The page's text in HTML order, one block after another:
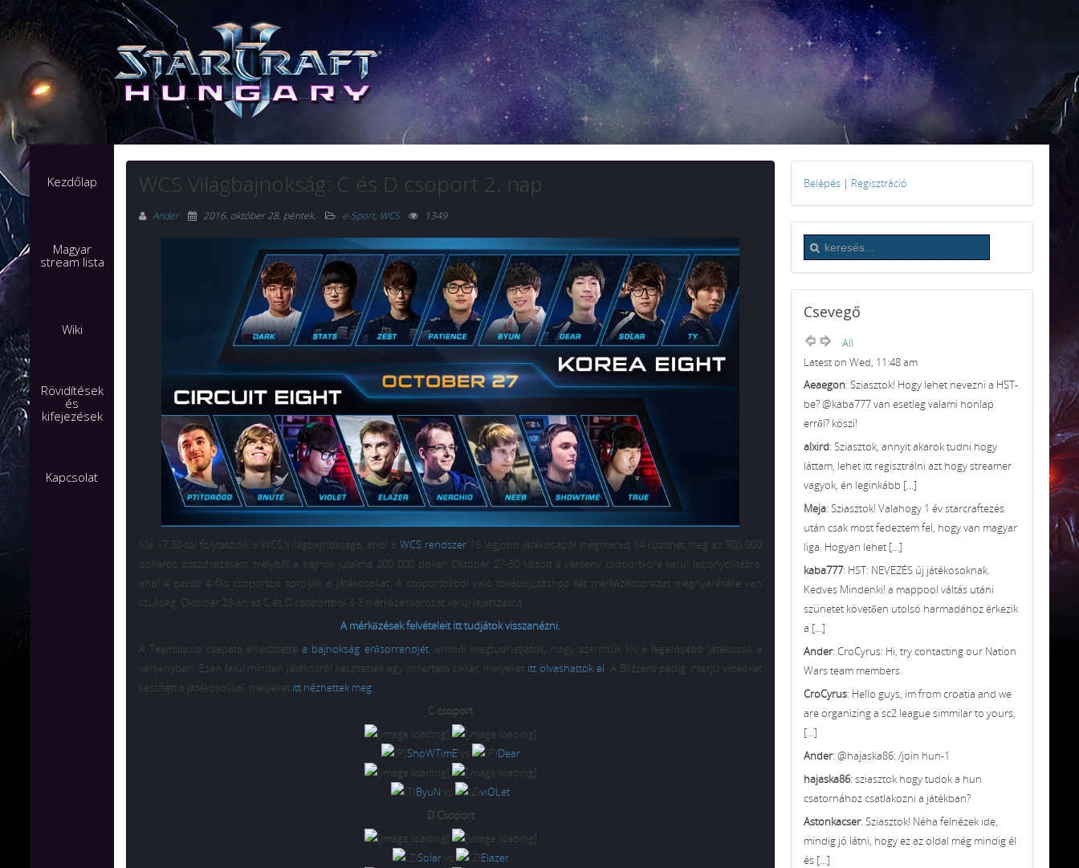
Kezdőlap
Magyar
stream lista
Wiki
Rövidítések
és
kifejezések
Kapcsolat
WCS Világbajnokság: C és D csoport 2. nap
Ander 2016. október 28. péntek. e-Sport, WCS 1349
Ma 17:30-tól folytatódik a WCS Világbajnoksága, ahol aWCS rendszer 16 legjobb játékosából megmarad 14 küzdhet meg az 500 000
dolláros összdíjazásért, melyből a bajnok jutalma 200 000 dollár. Október 27-30 között a verseny csoportköre kerül lebonyolításra,
ahol 4 darab 4 fős csoportba sorolják a játékosokat. A csoportokból való továbbjutáshoz két mérkőzéssorozat megnyerésére van
szükség. Október 28-án az C és D csoportból 3-3 mérkőzéssorozat kerül lejátszásra.
A mérkőzések felvételeit itt tudjátok visszanézni.
A Teamliquid csapata elkészítettea bajnokság erősorrendjét, amiből megtudhatjátok, hogy szerintük kik a legerősebb játékosok a
versenyben. Ezen felül minden játékosról készítettek egy ismertető cikket, melyeket itt olvashattok el. A Blizzard pedig interjú videókat
készített a játékosokkal, melyeket itt nézhettek meg.
C csoport
ShoWTimEvs Dear
ByuN vs
viOLet
D Csoport
Solarvs Elazer
Belépés | Regisztráció
Csevegő
All
Latest on Wed, 11:48 am
Aeaegon: Sziasztok! Hogy lehet nevezni a HST-
be? @kaba777 van esetleg valami honlap
erről? köszi!
alxird: Sziasztok, annyit akarok tudni hogy
láttam, lehet itt regisztrálni azt hogy streamer
vagyok, én leginkább [...]
Meja: Sziasztok! Valahogy 1 év starcraftezés
után csak most fedeztem fel, hogy van magyar
liga. Hogyan lehet [...]
kaba777: HST: NEVEZÉS új játékosoknak.
Kedves Mindenki! a mappool váltás utáni
szünetet követően utolsó harmadához érkezik
a [...]
Ander: CroCyrus: Hi, try contacting our Nation
Wars team members.
CroCyrus: Hello guys, im from croatia and we
are organizing a sc2 league simmilar to yours,
[...]
Ander: @hajaska86: /join hun-1
hajaska86: sziasztok hogy tudok a hun
csatornához csatlakozni a játékban?
Astonkacser: Sziasztok! Néha felnézek ide,
mindig jó látni, hogy ez az oldal még mindig él
és [...]